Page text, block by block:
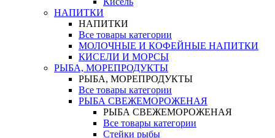
НАПИТКИ
НАПИТКИ
Все товары категории
МОЛОЧНЫЕ И КОФЕЙНЫЕ НАПИТКИ
КИСЕЛИ И МОРСЫ
РЫБА, МОРЕПРОДУКТЫ
РЫБА, МОРЕПРОДУКТЫ
Все товары категории
РЫБА СВЕЖЕМОРОЖЕНАЯ
РЫБА СВЕЖЕМОРОЖЕНАЯ
Все товары категории
Стейки рыбы